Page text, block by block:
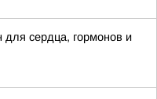
для сердца, гормонов и